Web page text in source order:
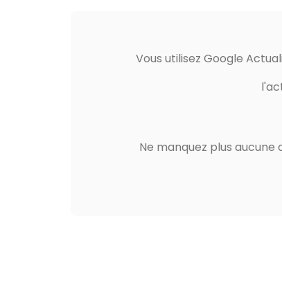
Vous utilisez Google
Ne manquez plus aucune